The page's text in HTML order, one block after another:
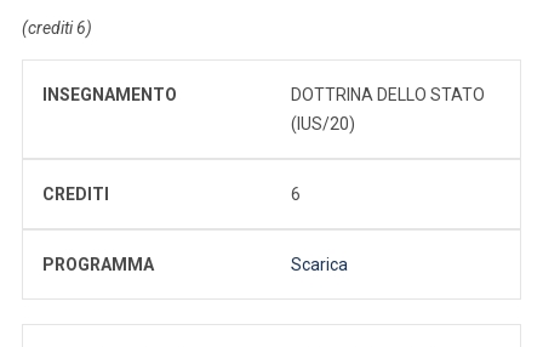
(crediti 6)
INSEGNAMENTO
DOTTRINA DELLO STATO
(IUS/20)
CREDITI 6
PROGRAMMA Scarica